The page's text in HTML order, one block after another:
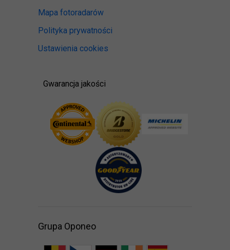
Mapa fotoradarów
Polityka prywatności
Ustawienia cookies
Gwarancja jakości
Grupa Oponeo